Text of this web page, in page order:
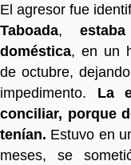
El agresor fue
Taboada,
doméstica, en un
de octubre,
impedimento. La
conciliar, porque
tenían. Estuvo en
meses, se